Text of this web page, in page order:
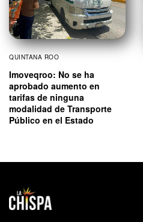
QUINTANA ROO
Imoveqroo: No se ha
aprobado aumento en
tarifas de ninguna
modalidad de Transporte
Público en el Estado